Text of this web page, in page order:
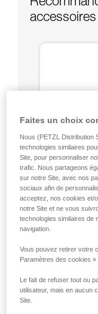
accessoires
Faites un choix
Nous (PETZL Distribution
technologies similaires
Site, pour personnaliser
trafic. Nous partageons
sur notre Site, avec nos
sociaux afin de
acceptez, nos cookies et/
notre Site et ne vous
technologies similaires de
navigation.
Vous pouvez retirer votre
Paramètres des cookies
Le fait de refuser tout ou
utilisateur, mais en aucun
Site.